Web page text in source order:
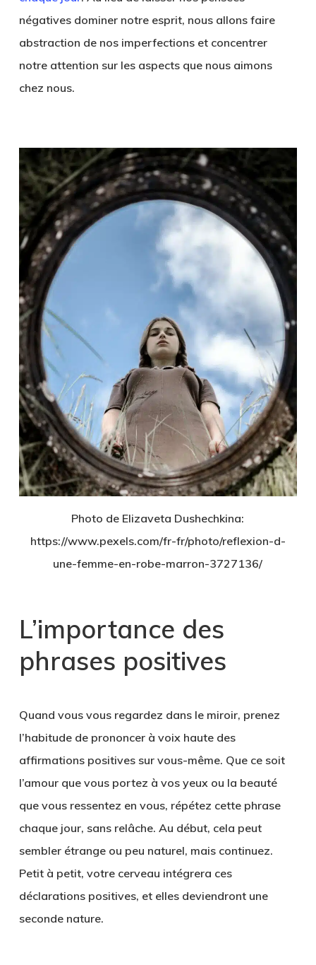
négatives dominer notre esprit, nous allons faire
abstraction de nos imperfections et concentrer
notre attention sur les aspects que nous aimons
chez nous.
Photo de Elizaveta Dushechkina:
https://www.pexels.com/fr-fr/photo/reflexion-d-
une-femme-en-robe-marron-3727136/
L’importance des
phrases positives
Quand vous vous regardez dans le miroir, prenez
l’habitude de prononcer à voix haute des
affirmations positives sur vous-même. Que ce soit
l’amour que vous portez à vos yeux ou la beauté
que vous ressentez en vous, répétez cette phrase
chaque jour, sans relâche. Au début, cela peut
sembler étrange ou peu naturel, mais continuez.
Petit à petit, votre cerveau intégrera ces
déclarations positives, et elles deviendront une
seconde nature.